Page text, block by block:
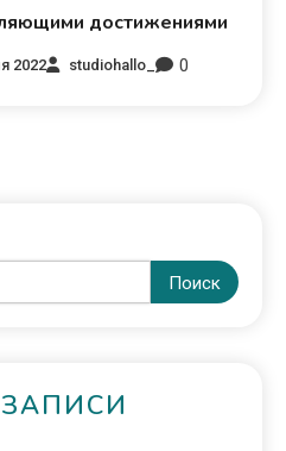
достижениями
2022 studiohallo_ 0
Поиск